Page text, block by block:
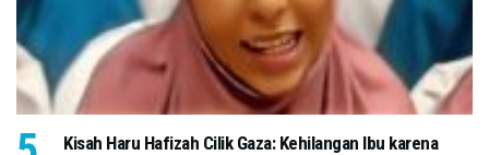
Kisah Haru Hafizah Cilik Gaza: Kehilangan Ibu karena